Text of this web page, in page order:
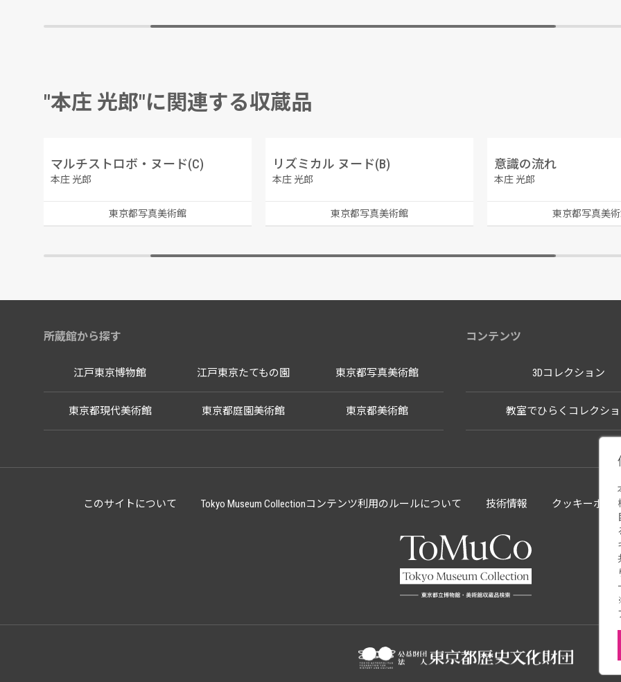
"本庄 光郎"に関連する収蔵品
マルチストロボ・ヌード(C)
本庄 光郎
東京都写真美術館
リズミカル ヌード(B)
本庄 光郎
東京都写真美術館
意識の流れ
本庄 光郎
東京都写真美
所蔵館から探す
江戸東京博物館 江戸東京たてもの園 東京都写真美術館
東京都現代美術館 東京都庭園美術館 東京都美術館
コンテンツ
3Dコレクション
教室でひらくコレクシ
このサイトについて Tokyo Museum Collectionコンテンツ利用のルールについて 技術情報 クッキーポリ